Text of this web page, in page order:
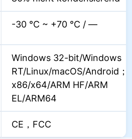
-30 °C ~ +70 °C / —
Windows 32-bit/Windows
RT/Linux/macOS/Android；
x86/x64/ARM HF/ARM
EL/ARM64
CE，FCC